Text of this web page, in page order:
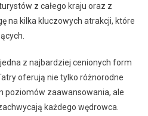
z całego kraju oraz z
na kilka kluczowych atrakcji, które
z najbardziej cenionych form
oferują nie tylko różnorodne
poziomów zaawansowania, ale
każdego wędrowca.